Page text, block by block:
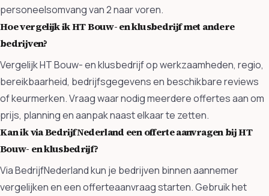
personeelsomvang van 2 naar voren.
Hoe vergelijk ik HT Bouw- en klusbedrijf met andere
bedrijven?
Vergelijk HT Bouw- en klusbedrijf op werkzaamheden, regio,
bereikbaarheid, bedrijfsgegevens en beschikbare reviews
of keurmerken. Vraag waar nodig meerdere offertes aan om
prijs, planning en aanpak naast elkaar te zetten.
Kan ik via BedrijfNederland een offerte aanvragen bij HT
Bouw- en klusbedrijf?
Via BedrijfNederland kun je bedrijven binnen aannemer
vergelijken en een offerteaanvraag starten. Gebruik het